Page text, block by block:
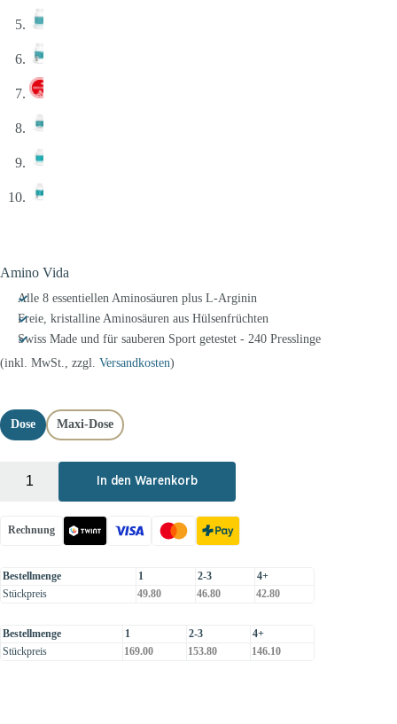
Amino Vida
Alle 8 essentiellen Aminosäuren plus L-Arginin
Freie, kristalline Aminosäuren aus Hülsenfrüchten
Swiss Made und für sauberen Sport getestet - 240 Presslinge
(inkl. MwSt., zzgl. Versandkosten)
Dose Maxi-Dose
In den Warenkorb
Rechnung
Bestellmenge 1 2-3
4+
Stückpreis
49.80 46.80 42.80
Bestellmenge 1 2-3
4+
Stückpreis
169.00 153.80 146.10